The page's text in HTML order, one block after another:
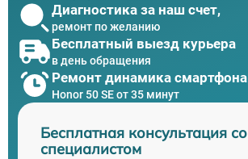
Диагностика за наш счет,
ремонт по желанию
Бесплатный выезд курьера
в день обращения
Ремонт динамика смартфона
Honor 50 SE от 35 минут
Бесплатная консультация со
специалистом